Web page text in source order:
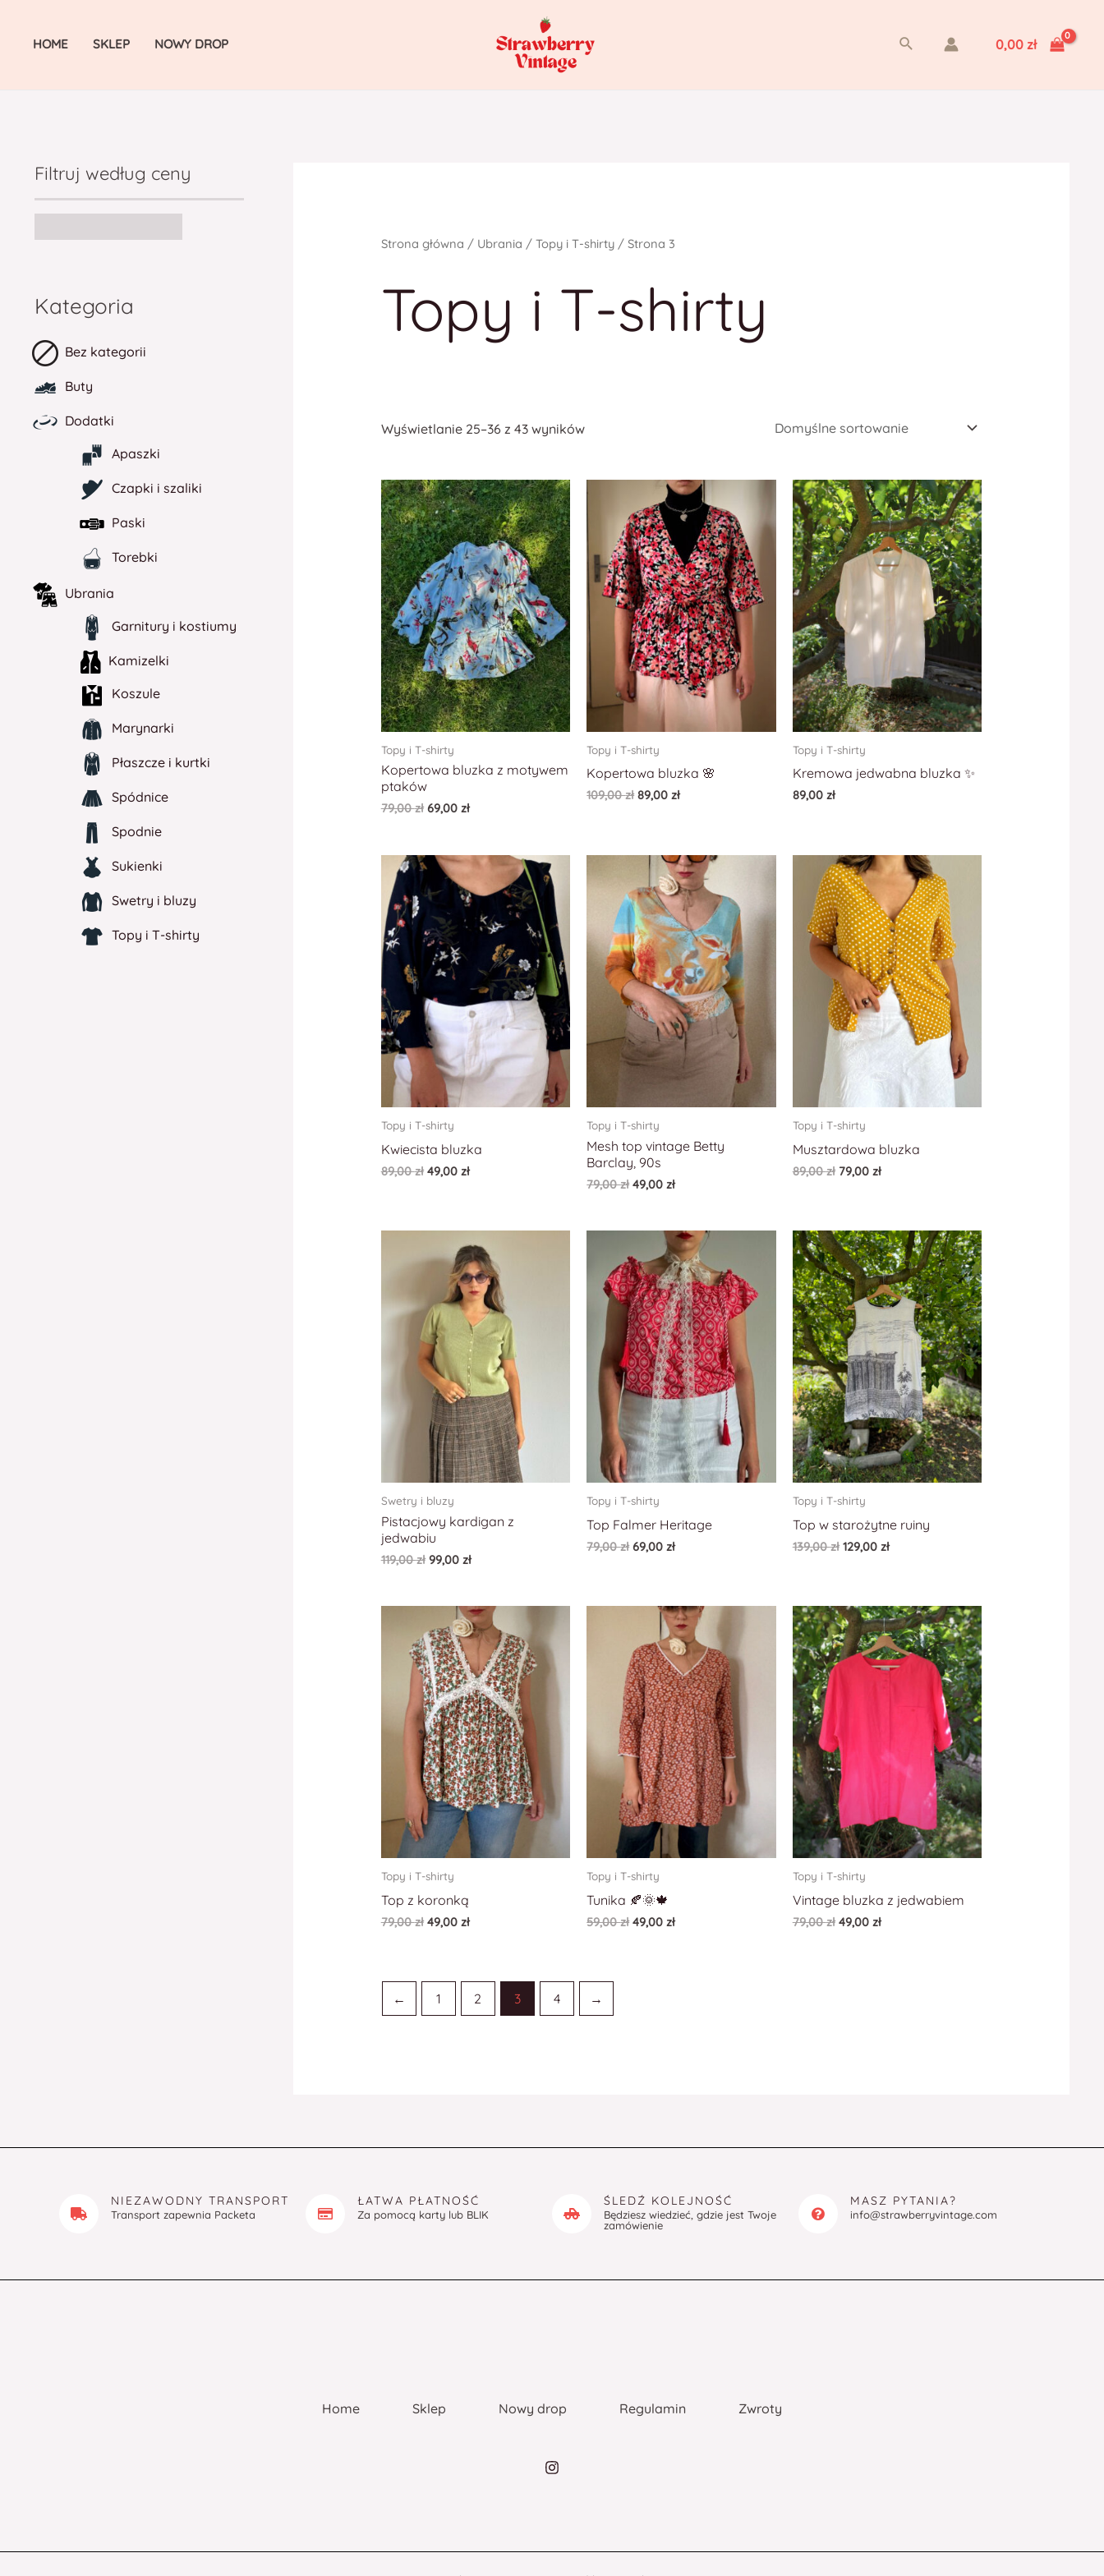
HOME SKLEP NOWY DROP Szukaj 0,00 zł
Filtruj według ceny
Kategoria
Bez kategorii
Buty
Dodatki
Apaszki
Czapki i szaliki
Paski
Torebki
Ubrania
Garnitury i kostiumy
Kamizelki
Koszule
Marynarki
Płaszcze i kurtki
Spódnice
Spodnie
Sukienki
Swetry i bluzy
Topy i T-shirty
Strona główna / Ubrania / Topy i T-shirty/ Strona 3
Topy i T-shirty
Wyświetlanie 25–36 z 43 wyników
Topy i T-shirty
Kopertowa bluzka z motywem
ptaków
79,00zł 69,00 zł
Topy i T-shirty
Kopertowa bluzka 🌸
109,00zł 89,00zł
Topy i T-shirty
Kremowa jedwabna bluzka ✨
89,00 zł
Topy i T-shirty
Kwiecista bluzka
89,00zł 49,00 zł
Topy i T-shirty
Mesh top vintage Betty
Barclay, 90s
79,00zł 49,00zł
Topy i T-shirty
Musztardowa bluzka
89,00zł 79,00 zł
Swetry i bluzy
Pistacjowy kardigan z
jedwabiu
119,00zł 99,00 zł
Topy i T-shirty
Top Falmer Heritage
79,00zł 69,00zł
Topy i T-shirty
Top w starożytne ruiny
139,00zł 129,00 zł
Topy i T-shirty
Top z koronką
79,00zł 49,00 zł
Topy i T-shirty
Tunika 🍂🌞🍁
59,00zł 49,00zł
Topy i T-shirty
Vintage bluzka z jedwabiem
79,00zł 49,00 zł
← 1 2 3 4 →
NIEZAWODNY TRANSPORT
Transport zapewnia Packeta
ŁATWA PŁATNOŚĆ
Za pomocą karty lub BLIK
ŚLEDŹ KOLEJNOŚĆ
Będziesz wiedzieć, gdzie jest Twoje
zamówienie
MASZ PYTANIA?
info@strawberryvintage.com
Home Sklep Nowy drop Regulamin Zwroty